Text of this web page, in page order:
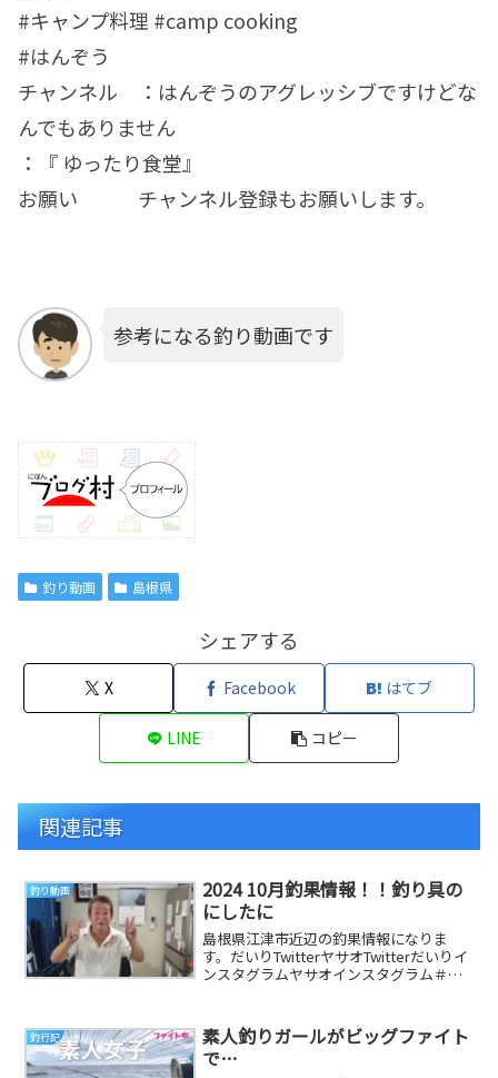
#キャンプ料理 #camp cooking
#はんぞう
チャンネル ：はんぞうのアグレッシブですけどな
んでもありません
：『 ゆったり食堂』
お願い チャンネル登録もお願いします。
参考になる釣り動画です
釣り動画 島根県
シェアする
X Facebook はてブ
LINE コピー
関連記事
釣り動画
2024 10月釣果情報！！釣り具の
にしたに
島根県江津市近辺の釣果情報になりま
す。だいりTwitterヤサオTwitterだいりイ
ンスタグラムヤサオインスタグラム＃山
釣行記
素人釣りガールがビッグファイト
で…